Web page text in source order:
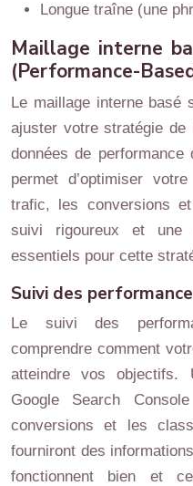
Longue traîne (une
Maillage interne
(Performance-
Le maillage interne basé
ajuster votre stratégie de
données de
permet d’optimiser
trafic, les conversions
suivi rigoureux et une
essentiels pour cette
Suivi des
Le suivi des
comprendre comment
atteindre vos objectifs.
Google Search
conversions et les
fourniront des
fonctionnent bien et